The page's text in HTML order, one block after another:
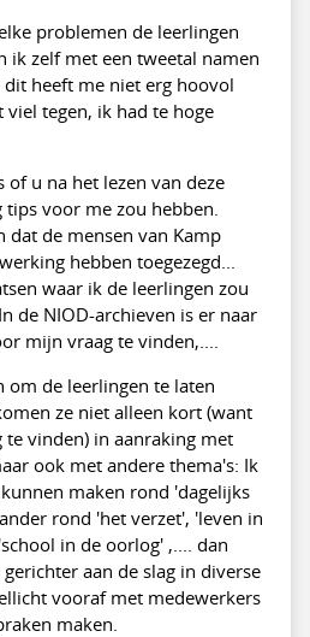
problemen de leerlingen
ik zelf met een tweetal namen
dit heeft me niet erg hoovol
viel tegen, ik had te hoge
of u na het lezen van deze
voor me zou hebben.
dat de mensen van Kamp
hebben toegezegd...
waar ik de leerlingen zou
de NIOD-archieven is er naar
mijn vraag te vinden,....
om de leerlingen te laten
ze niet alleen kort (want
vinden) in aanraking met
ook met andere thema's: Ik
maken rond 'dagelijks
rond 'het verzet', 'leven in
in de oorlog' ,.... dan
aan de slag in diverse
vooraf met medewerkers
maken.